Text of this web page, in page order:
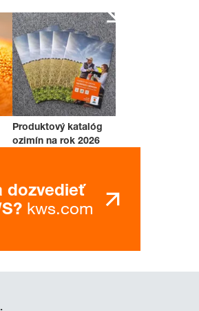
Produktový katalóg
ozimín na rok 2026
dozvedieť
kws.com